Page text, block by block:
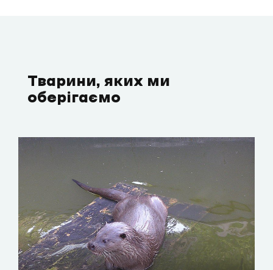
Тварини, яких ми
оберігаємо